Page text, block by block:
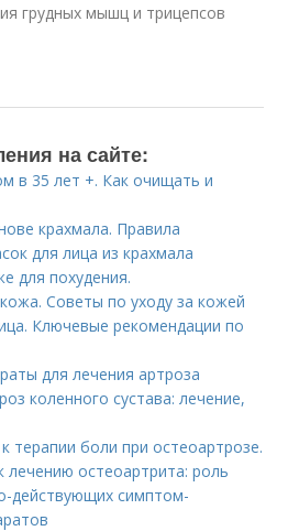
грудных мышц и трицепсов
на сайте:
в 35 лет +. Как очищать и
крахмала. Правила
для лица из крахмала
для похудения.
Советы по уходу за кожей
Ключевые рекомендации по
для лечения артроза
коленного сустава: лечение,
терапии боли при остеоартрозе.
остеоартрита: роль
действующих симптом-